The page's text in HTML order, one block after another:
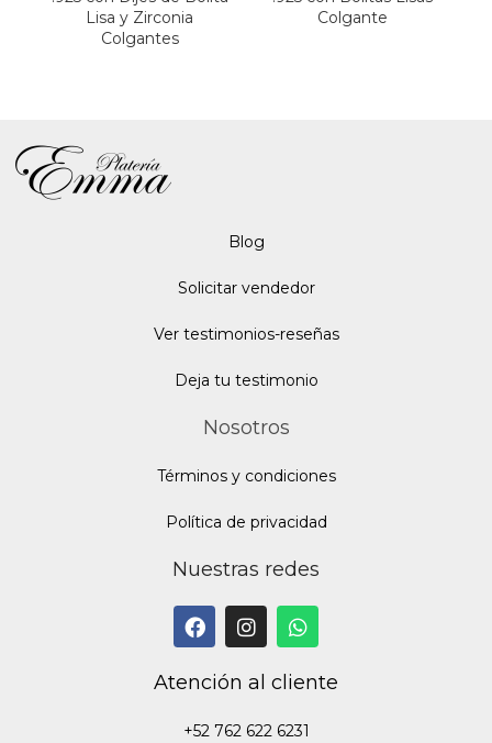
Lisa y Zirconia
Colgantes
Colgante
Blog
Solicitar vendedor
Ver testimonios-reseñas
Deja tu testimonio
Nosotros
Términos y condiciones
Política de privacidad
Nuestras redes
Atención al cliente
+52 762 622 6231